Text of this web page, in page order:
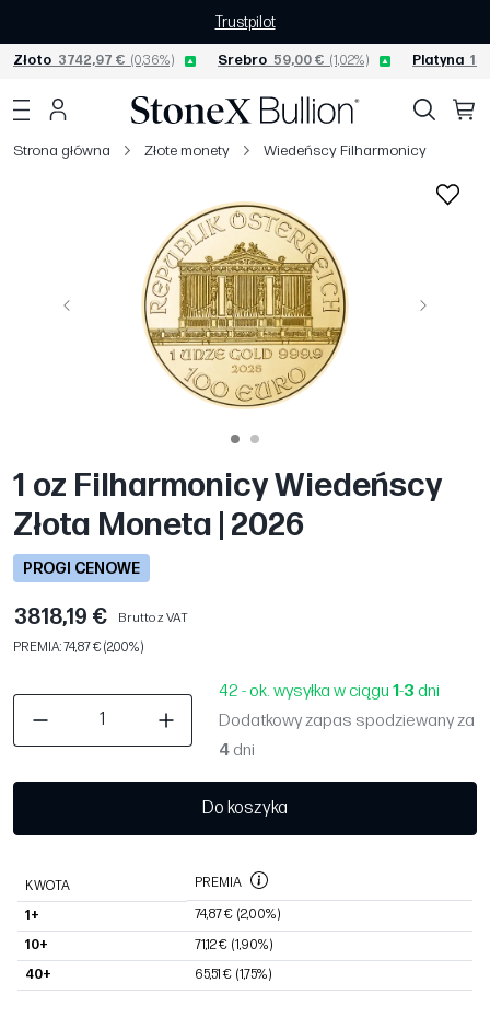
Trustpilot
Złoto 3742,97 € (0,36%) Srebro 59,00 € (1,02%) Platyna
Strona główna Złote monety Wiedeńscy Filharmonicy
Poprzedni Następny
1 oz Filharmonicy Wiedeńscy
Złota Moneta | 2026
PROGI CENOWE
3818,19 €
Brutto z VAT
PREMIA: 74,87 € (2,00%)
42 - ok. wysyłka w ciągu1-3 dni
Dodatkowy zapas spodziewany za
4 dni
Do koszyka
KWOTA PREMIA
1+ 74,87 € (2,00%)
10+
71,12 € (1,90%)
40+
65,51 € (1,75%)